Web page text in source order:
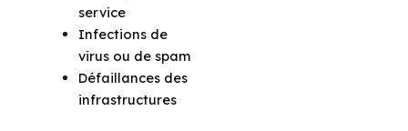
service
Infections de
virus ou de spam
Défaillances des
infrastructures